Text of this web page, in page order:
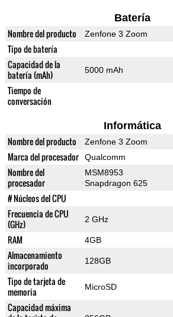
Batería
Nombre del producto Zenfone 3 Zoom
Tipo de batería
Capacidad de la
batería (mAh)
5000 mAh
Tiempo de
conversación
Informática
Nombre del producto Zenfone 3 Zoom
Marca del procesador Qualcomm
Nombre del
procesador
MSM8953
Snapdragon 625
# Núcleos del CPU
Frecuencia de CPU
(GHz)
2 GHz
RAM 4GB
Almacenamiento
incorporado
128GB
Tipo de tarjeta de
memoria
MicroSD
Capacidad máxima